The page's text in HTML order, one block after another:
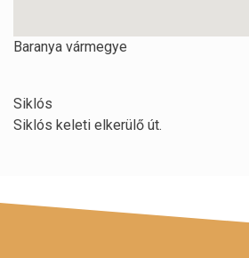
Baranya vármegye
Siklós
Siklós keleti elkerülő út.